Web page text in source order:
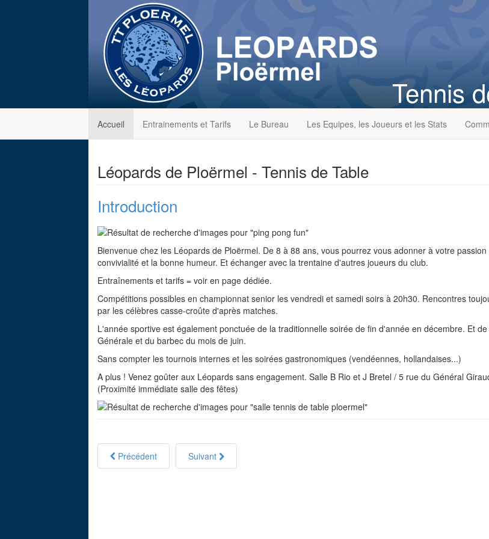
Tennis
Accueil Entrainements et Tarifs Le Bureau Les Equipes, les Joueurs et les Stats
Léopards de Ploërmel - Tennis de Table
Introduction
Bienvenue chez les Léopards de Ploërmel. De 8 à 88 ans, vous pourrez vous adonner à votre
convivialité et la bonne humeur. Et échanger avec la trentaine d'autres joueurs du club.
Entraînements et tarifs = voir en page dédiée.
Compétitions possibles en championnat senior les vendredi et samedi soirs à 20h30. Rencontres
par les célèbres casse-croûte d'après matches.
L'année sportive est également ponctuée de la traditionnelle soirée de fin d'année en décembre. Et
Générale et du barbec du mois de juin.
Sans compter les tournois internes et les soirées gastronomiques (vendéennes, hollandaises...)
A plus ! Venez goûter aux Léopards sans engagement. Salle B Rio et J Bretel / 5 rue du Général
(Proximité immédiate salle des fêtes)
Précédent Suivant